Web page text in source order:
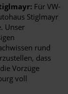
Für VW-
Stiglmayr
Unser
rund
dass
Vorzüge
voll